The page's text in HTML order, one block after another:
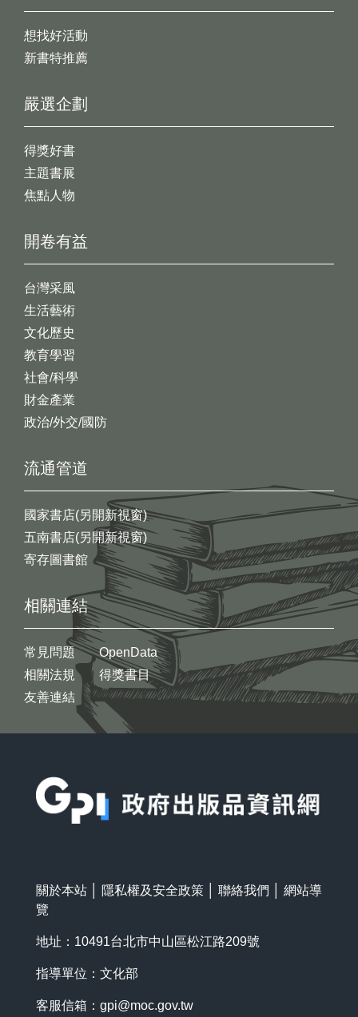
想找好活動
新書特推薦
開卷有益
台灣采風
生活藝術
文化歷史
教育學習
社會/科學
財金產業
政治/外交/國防
嚴選企劃
得獎好書
主題書展
焦點人物
流通管道
國家書店(另開新視窗)
五南書店(另開新視窗)
寄存圖書館
相關連結
常見問題
相關法規
友善連結
OpenData
得獎書目
關於本站 隱私權及安全政策 聯絡我們
網站導
覽
地址：10491台北市中山區松江路209號
指導單位：文化部
客服信箱： gpi@moc.gov.tw